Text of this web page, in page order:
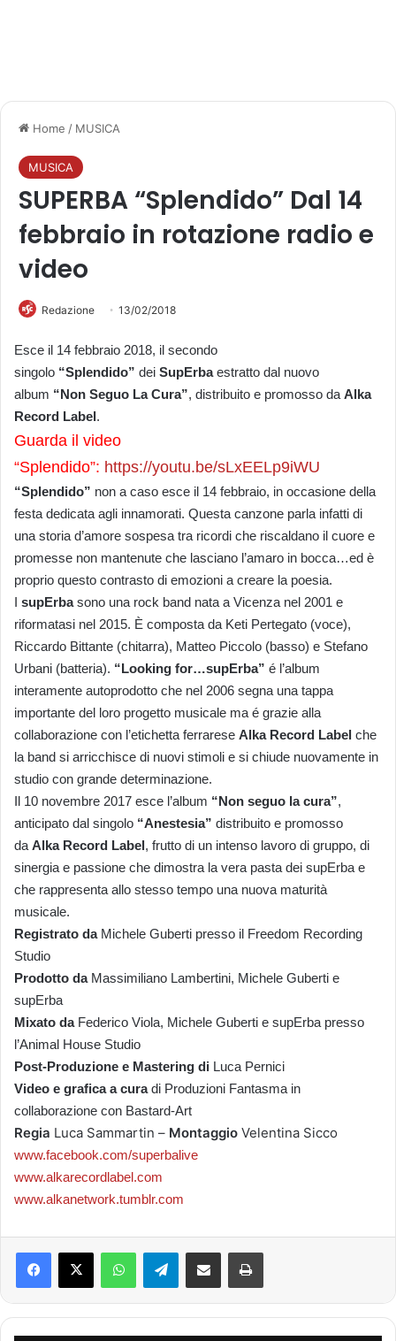
Home / MUSICA
MUSICA
SUPERBA “Splendido” Dal 14
febbraio in rotazione radio e
video
Redazione 13/02/2018
Esce il 14 febbraio 2018, il secondo
singolo “Splendido” dei SupErbaestratto dal nuovo
album “Non Seguo La Cura”, distribuito e promosso da Alka
Record Label.
Guarda il video
“Splendido”: https://youtu.be/sLxEELp9iWU
“Splendido” non a caso esce il 14 febbraio, in occasione della
festa dedicata agli innamorati. Questa canzone parla infatti di
una storia d’amore sospesa tra ricordi che riscaldano il cuore e
promesse non mantenute che lasciano l’amaro in bocca…ed è
proprio questo contrasto di emozioni a creare la poesia.
I supErbasono una rock band nata a Vicenza nel 2001 e
riformatasi nel 2015. È composta da Keti Pertegato (voce),
Riccardo Bittante (chitarra), Matteo Piccolo (basso) e Stefano
Urbani (batteria). “Looking for…supErba” é l’album
interamente autoprodotto che nel 2006 segna una tappa
importante del loro progetto musicale ma é grazie alla
collaborazione con l’etichetta ferrarese Alka Record Label che
la band si arricchisce di nuovi stimoli e si chiude nuovamente in
studio con grande determinazione.
Il 10 novembre 2017 esce l’album “Non seguo la cura”,
anticipato dal singolo “Anestesia” distribuito e promosso
da Alka Record Label, frutto di un intenso lavoro di gruppo, di
sinergia e passione che dimostra la vera pasta dei supErba e
che rappresenta allo stesso tempo una nuova maturità
musicale.
Registrato daMichele Guberti presso il Freedom Recording
Studio
Prodotto da Massimiliano Lambertini, Michele Guberti e
supErba
Mixato da Federico Viola, Michele Guberti e supErba presso
l’Animal House Studio
Post-Produzione e Mastering di Luca Pernici
Video e grafica a curadi Produzioni Fantasma in
collaborazione con Bastard-Art
Regia Luca Sammartin – Montaggio Velentina Sicco
www.facebook.com/superbalive
www.alkarecordlabel.com
www.alkanetwork.tumblr.com
Telegram